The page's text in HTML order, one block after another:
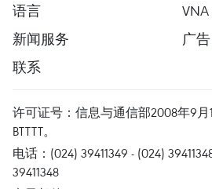
语言
VNA
新闻服务
广告
联系
许可证号：信息与通信部2008年9月
BTTTT。
电话：(024) 39411349 - (024)
39411348